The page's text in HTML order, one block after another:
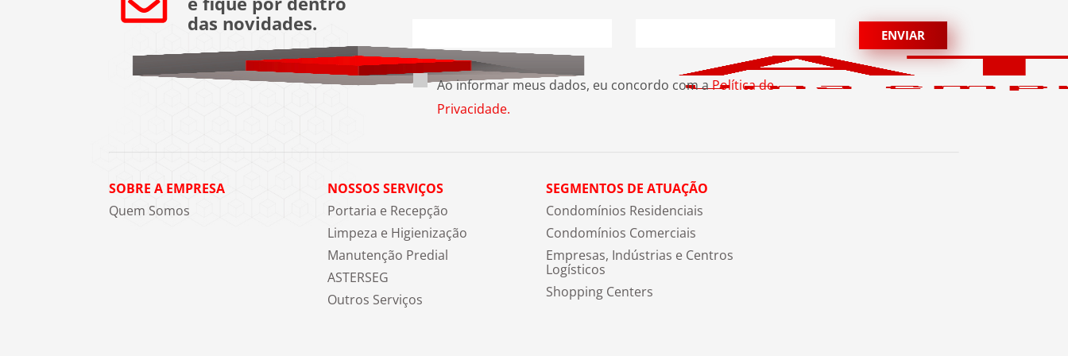
das novidades.
Ao informar meus dados, eu concordo com aPolítica de
Privacidade.
SOBRE A EMPRESA
Quem Somos
NOSSOS SERVIÇOS
Portaria e Recepção
Limpeza e Higienização
Manutenção Predial
ASTERSEG
Outros Serviços
SEGMENTOS DE ATUAÇÃO
Condomínios Residenciais
Condomínios Comerciais
Empresas, Indústrias e Centros
Logísticos
Shopping Centers